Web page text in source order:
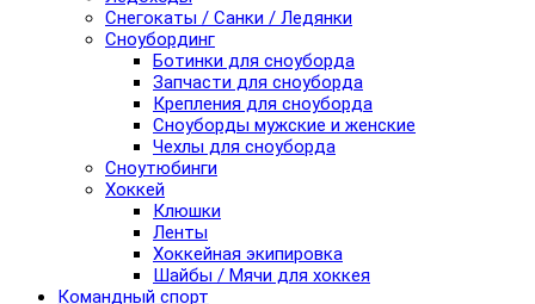
Снегокаты / Санки / Ледянки
Сноубординг
Ботинки для сноуборда
Запчасти для сноуборда
Крепления для сноуборда
Сноуборды мужские и женские
Чехлы для сноуборда
Сноутюбинги
Хоккей
Клюшки
Ленты
Хоккейная экипировка
Шайбы / Мячи для хоккея
Командный спорт